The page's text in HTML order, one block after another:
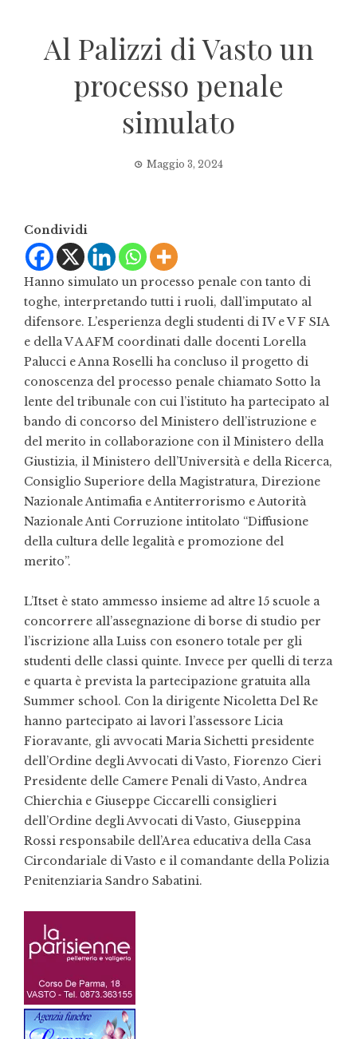
Al Palizzi di Vasto un
processo penale
simulato
Maggio 3, 2024
Condividi
Hanno simulato un processo penale con tanto di
toghe, interpretando tutti i ruoli, dall’imputato al
difensore. L’esperienza degli studenti di IV e V F SIA
e della V A AFM coordinati dalle docenti Lorella
Palucci e Anna Roselli ha concluso il progetto di
conoscenza del processo penale chiamato Sotto la
lente del tribunale con cui l’istituto ha partecipato al
bando di concorso del Ministero dell’istruzione e
del merito in collaborazione con il Ministero della
Giustizia, il Ministero dell’Università e della Ricerca,
Consiglio Superiore della Magistratura, Direzione
Nazionale Antimafia e Antiterrorismo e Autorità
Nazionale Anti Corruzione intitolato “Diffusione
della cultura delle legalità e promozione del
merito”.
L’Itset è stato ammesso insieme ad altre 15 scuole a
concorrere all’assegnazione di borse di studio per
l’iscrizione alla Luiss con esonero totale per gli
studenti delle classi quinte. Invece per quelli di terza
e quarta è prevista la partecipazione gratuita alla
Summer school. Con la dirigente Nicoletta Del Re
hanno partecipato ai lavori l’assessore Licia
Fioravante, gli avvocati Maria Sichetti presidente
dell’Ordine degli Avvocati di Vasto, Fiorenzo Cieri
Presidente delle Camere Penali di Vasto, Andrea
Chierchia e Giuseppe Ciccarelli consiglieri
dell’Ordine degli Avvocati di Vasto, Giuseppina
Rossi responsabile dell’Area educativa della Casa
Circondariale di Vasto e il comandante della Polizia
Penitenziaria Sandro Sabatini.